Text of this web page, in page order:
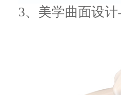
3、美学曲面设